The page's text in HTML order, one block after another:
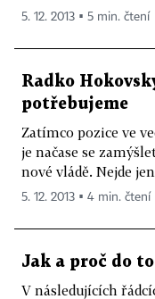
5. 12. 2013 ▪ 5 min. čtení
Radko
potřebujeme
Zatímco pozice ve
je načase se
nové vládě. Nejde
5. 12. 2013 ▪ 4 min. čtení
Jak a proč do
V následujících